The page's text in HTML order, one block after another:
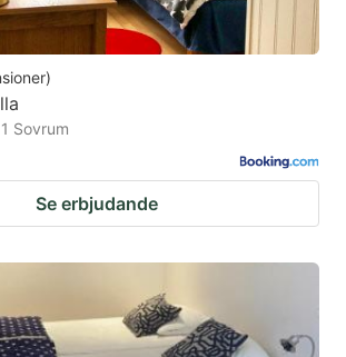
)
Sovrum
Se erbjudande